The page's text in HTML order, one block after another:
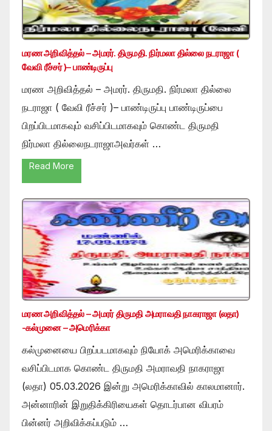
மரண அறிவித்தல் – அமரர். திருமதி. நிர்மலா தில்லை நடராஜா (
வேவி ரீச்சர் )– பாண்டிருப்பு
மரண அறிவித்தல் – அமரர். திருமதி. நிர்மலா தில்லை
நடராஜா ( வேவி ரீச்சர் )– பாண்டிருப்பு பாண்டிருப்பை
பிறப்பிடமாகவும் வசிப்பிடமாகவும் கொண்ட திருமதி
நிர்மலா தில்லைநடராஜாஅவர்கள் …
Read More
மரண அறிவித்தல் – அமரர் திருமதி அமராவதி நாகராஜா (லதா)
-கல்முனை – அமெரிக்கா
கல்முனையை பிறப்படமாகவும் நியோக் அமெரிக்காவை
வசிப்பிடமாக கொண்ட திருமதி அமராவதி நாகராஜா
(லதா) 05.03.2026 இன்று அமெரிக்காவில் காலமானார்.
அன்னாரின் இறுதிக்கிரியைகள் தொடர்பான விபரம்
பின்னர் அறிவிக்கப்படும் …